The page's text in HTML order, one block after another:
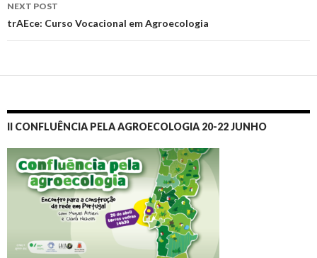
NEXT POST
trAEce: Curso Vocacional em Agroecologia
II CONFLUÊNCIA PELA AGROECOLOGIA 20-22 JUNHO